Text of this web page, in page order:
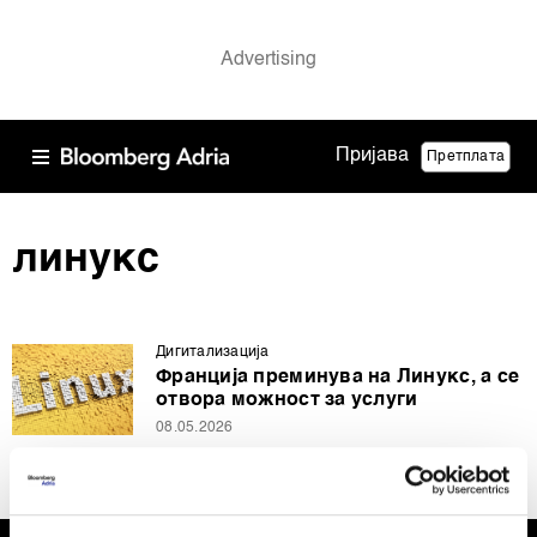
Пријава Претплата
линукс
Дигитализација
Франција преминува на Линукс, а се
отвора можност за услуги
08.05.2026